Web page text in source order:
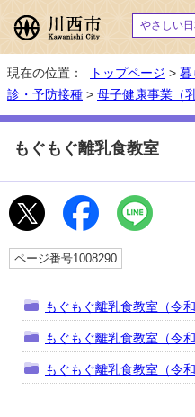
やさしい
現在の位置： トップページ > 暮
診・予防接種 > 母子健康事業（
もぐもぐ離乳食教室
ページ番号1008290
もぐもぐ離乳食教室（令和
もぐもぐ離乳食教室（令和
もぐもぐ離乳食教室（令